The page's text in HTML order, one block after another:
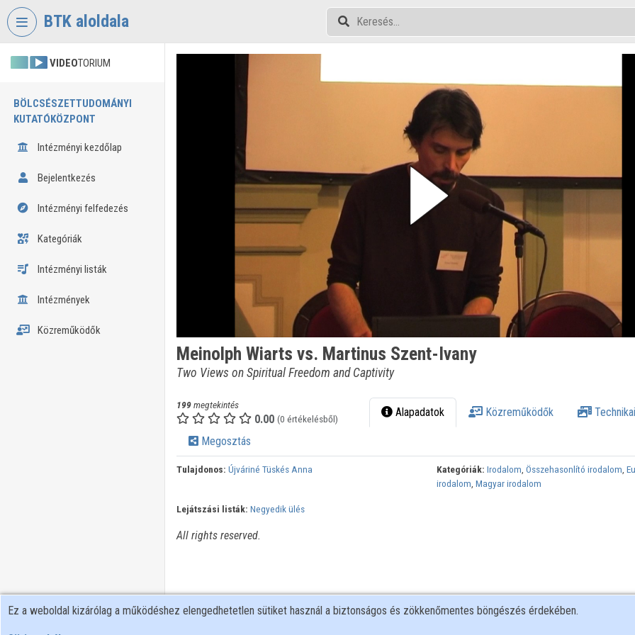
Fejléc kihagyása
BTK aloldala
VIDEOTORIUM
BÖLCSÉSZETTUDOMÁNYI
KUTATÓKÖZPONT
Intézményi kezdőlap
Bejelentkezés
Intézményi felfedezés
Kategóriák
Intézményi listák
Intézmények
Közreműködők
Meinolph Wiarts vs. Martinus Szent-Ivany
Two Views on Spiritual Freedom and Captivity
199megtekintés
0.00 (0 értékelésből) Alapadatok Közreműködők
Megosztás
Tulajdonos: Újváriné Tüskés Anna Kategóriák: Irodalom,Összehasonlító irodalom,
irodalom,Magyar irodalom
Lejátszási listák: Negyedik ülés
All rights reserved.
Ez a weboldal kizárólag a működéshez elengedhetetlen sütiket használ a biztonságos és zökkenőmentes böngészés érdekében.